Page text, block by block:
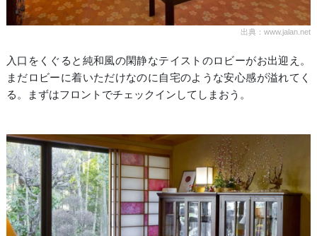
出典：www.jalan.net
入口をくぐると純和風の閑静なテイストのロビーがお出迎え。
まだロビーに着いただけなのに自宅のような安心感が溢れてく
る。まずはフロントでチェックインしてしまおう。